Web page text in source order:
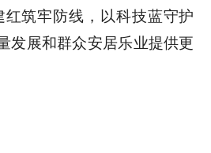
红筑牢防线，以科技蓝守护
发展和群众安居乐业提供更